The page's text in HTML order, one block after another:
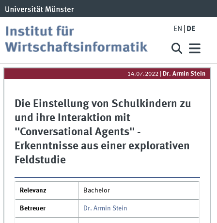
EN DE
14.07.2022 Dr. Armin Stein
Die Einstellung von Schulkindern zu
und ihre Interaktion mit
"Conversational Agents" -
Erkenntnisse aus einer explorativen
Feldstudie
Relevanz Bachelor
Betreuer Dr. Armin Stein